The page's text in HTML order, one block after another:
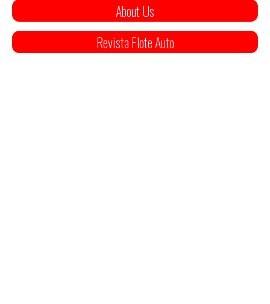
About Us
Revista Flote Auto